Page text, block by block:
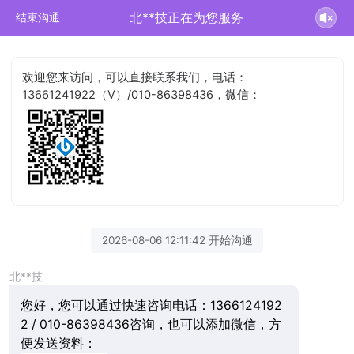
结束沟通 北**技正在为您服务
欢迎您来访问，可以直接联系我们，电话：
13661241922（V）/010-86398436，微信：
2026-08-06 12:11:42 开始沟通
北**技
您好，您可以通过快速咨询电话：1366124192
2 / 010-86398436咨询，也可以添加微信，方
便发送资料：